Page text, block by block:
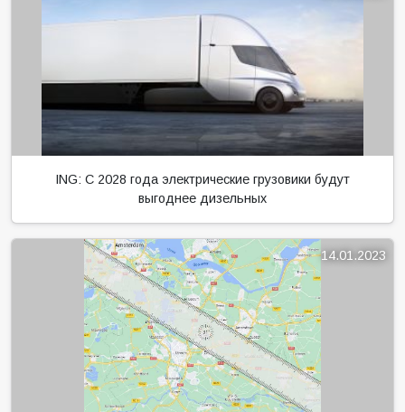
ING: С 2028 года электрические грузовики будут
выгоднее дизельных
14.01.2023